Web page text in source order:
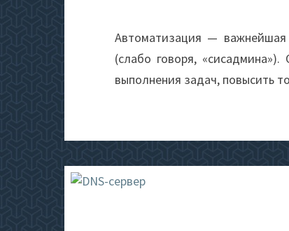
Автоматизация — важнейшая
(слабо говоря,
выполнения задач, повысить